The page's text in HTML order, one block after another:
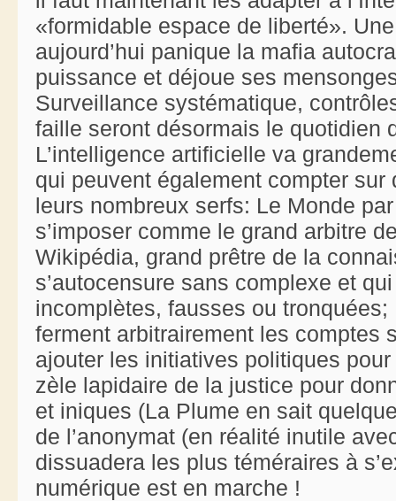
«formidable espace de liberté».
aujourd’hui panique la mafia
puissance et déjoue ses
Surveillance systématique,
faille seront désormais le quotidien
L’intelligence artificielle va
qui peuvent également compter
leurs nombreux serfs: Le Monde
s’imposer comme le grand arbitre
Wikipédia, grand prêtre de la
s’autocensure sans complexe et
incomplètes, fausses ou tronquées;
ferment arbitrairement les comptes
ajouter les initiatives politiques
zèle lapidaire de la justice pour
et iniques (La Plume en sait
de l’anonymat (en réalité inutile
dissuadera les plus téméraires à
numérique est en marche !